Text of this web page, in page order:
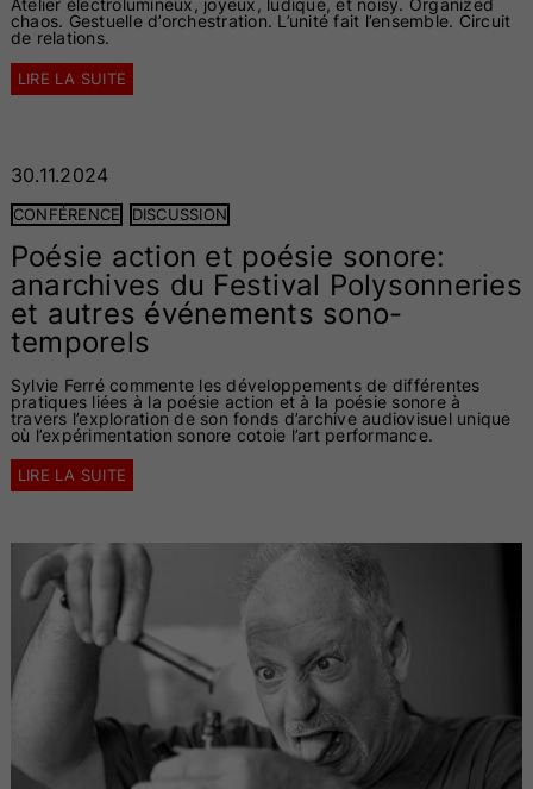
Atelier électrolumineux, joyeux, ludique, et noisy. Organized
chaos. Gestuelle d’orchestration. L’unité fait l’ensemble. Circuit
de relations.
LIRE LA SUITE
30.11.2024
CONFÉRENCE DISCUSSION
Poésie action et poésie sonore:
anarchives du Festival Polysonneries
et autres événements sono-
temporels
Sylvie Ferré commente les développements de différentes
pratiques liées à la poésie action et à la poésie sonore à
travers l’exploration de son fonds d’archive audiovisuel unique
où l’expérimentation sonore cotoie l’art performance.
LIRE LA SUITE